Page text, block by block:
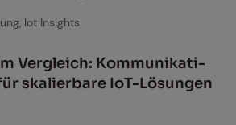
Iot Insights
Ver­gleich: Kom­mu­ni­ka­ti­
ska­lier­ba­re IoT-Lö­sun­gen